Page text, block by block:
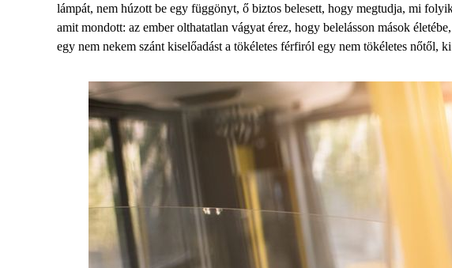
lámpát, nem húzott be egy függönyt, ő biztos belesett, hogy megtudja, mi
amit mondott: az ember olthatatlan vágyat érez, hogy belelásson mások
egy nem nekem szánt kiselőadást a tökéletes férfiról egy nem tökéletes nőtől,